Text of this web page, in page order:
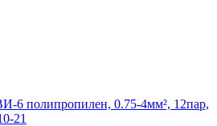
6 полипропилен, 0.75-4мм², 12пар,
21